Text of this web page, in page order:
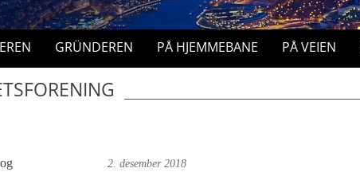
GRÜNDEREN PÅ HJEMMEBANE PÅ VEIEN
og 2. desember 2018